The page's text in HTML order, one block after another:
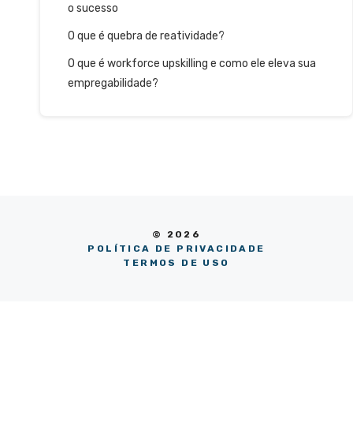
o sucesso
O que é quebra de reatividade?
O que é workforce upskilling e como ele eleva sua
empregabilidade?
© 2026
POLÍTICA DE PRIVACIDADE
TERMOS DE USO